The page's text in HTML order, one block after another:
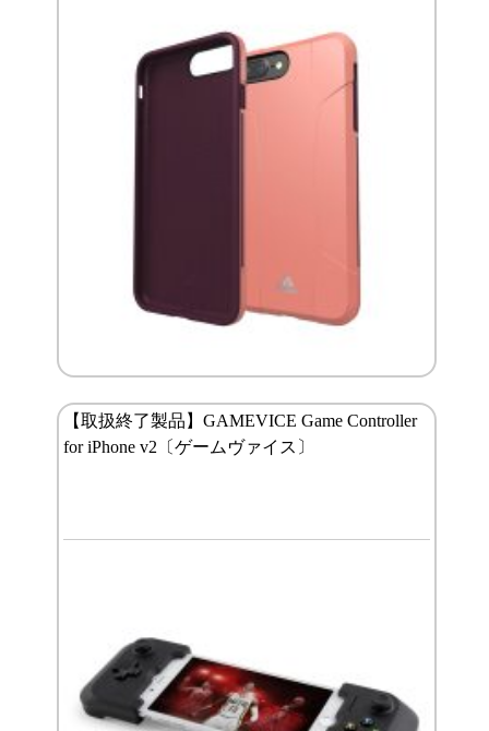
【取扱終了製品】GAMEVICE Game Controller
for iPhone v2〔ゲームヴァイス〕